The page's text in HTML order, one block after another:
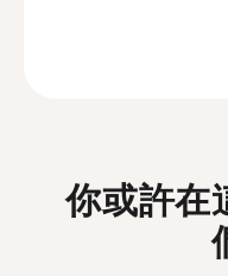
你或許在